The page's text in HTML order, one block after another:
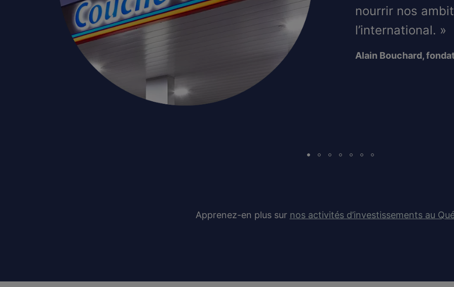
nourrir nos
l’international. »
Alain Bouchard,
Apprenez-en plus sur nos activités d’investissements au